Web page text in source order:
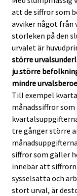
att de siffror som
avviker något från
storleken på den
urvalet är
större
ju större
mindre
Till exempel
månadssiffror
tre gånger större
siffror som gäller
innebär att
sysselsatta och
stort urval, är